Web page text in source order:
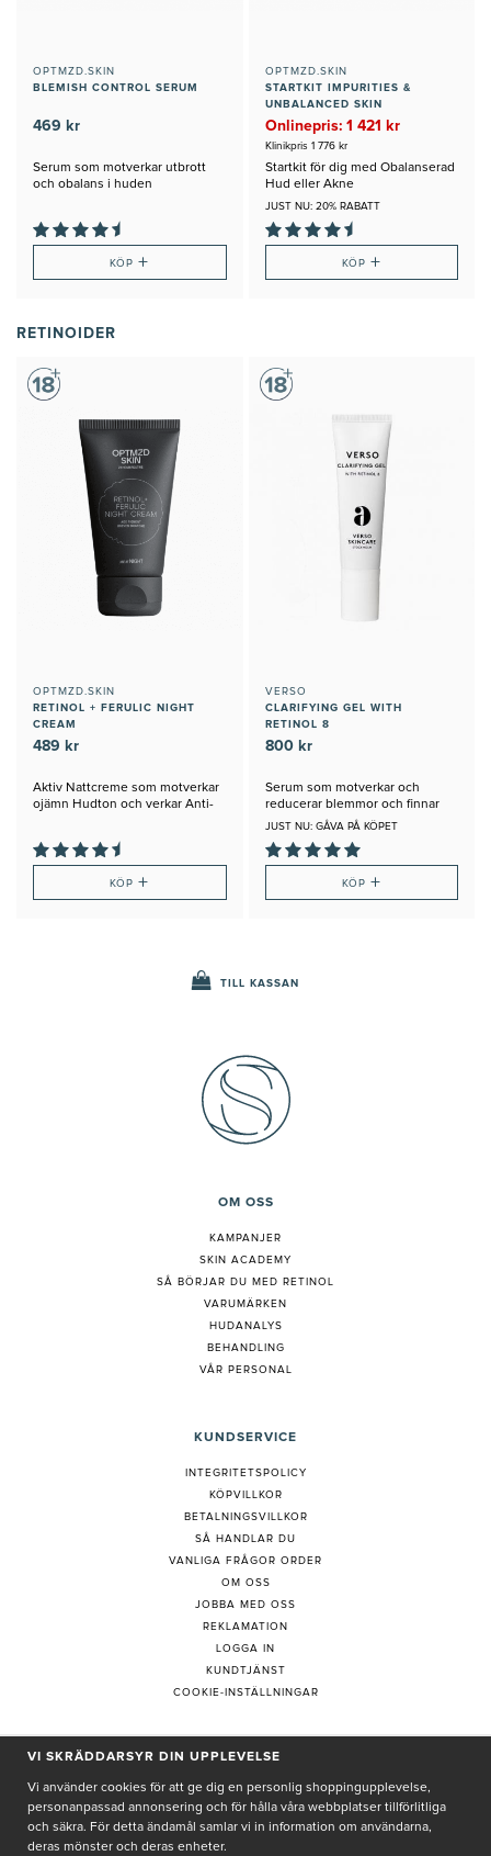
OPTMZD.SKIN
BLEMISH CONTROL SERUM
469 kr
Serum som motverkar utbrott
och obalans i huden
KÖP+
OPTMZD.SKIN
STARTKIT IMPURITIES &
UNBALANCED SKIN
Onlinepris: 1 421 kr
Klinikpris 1 776 kr
Startkit för dig med Obalanserad
Hud eller Akne
JUST NU: 20% RABATT
KÖP +
RETINOIDER
OPTMZD.SKIN
RETINOL + FERULIC NIGHT
CREAM
489 kr
Aktiv Nattcreme som motverkar
ojämn Hudton och verkar Anti-
KÖP+
VERSO
CLARIFYING GEL WITH
RETINOL 8
800 kr
Serum som motverkar och
reducerar blemmor och finnar
JUST NU: GÅVA PÅ KÖPET
KÖP +
TILL KASSAN
OM OSS
KAMPANJER
SKIN ACADEMY
SÅ BÖRJAR DU MED RETINOL
VARUMÄRKEN
HUDANALYS
BEHANDLING
VÅR PERSONAL
KUNDSERVICE
INTEGRITETSPOLICY
KÖPVILLKOR
BETALNINGSVILLKOR
SÅ HANDLAR DU
VANLIGA FRÅGOR ORDER
OM OSS
JOBBA MED OSS
REKLAMATION
LOGGA IN
KUNDTJÄNST
COOKIE-INSTÄLLNINGAR
PRENUMERERA PÅ NYHETSBREV
VI SKRÄDDARSYR DIN UPPLEVELSE
Vi använder cookies för att ge dig en personlig shoppingupplevelse,
personanpassad annonsering och för hålla våra webbplatser tillförlitliga
och säkra. För detta ändamål samlar vi in information om användarna,
deras mönster och deras enheter.